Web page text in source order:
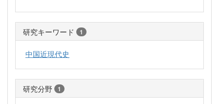
研究キーワード 1
中国近現代史
研究分野 1